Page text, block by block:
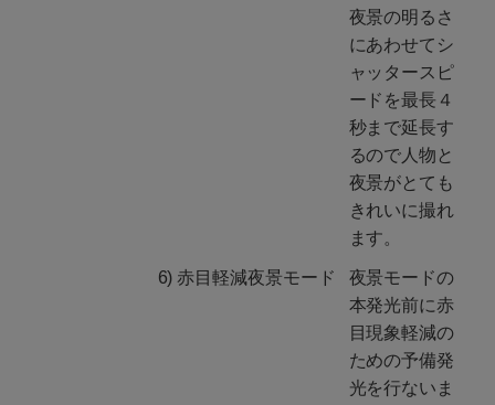
夜景の明るさ
にあわせてシ
ャッタースピ
ードを最長４
秒まで延長す
るので人物と
夜景がとても
きれいに撮れ
ます。
6) 赤目軽減夜景モード
夜景モードの
本発光前に赤
目現象軽減の
ための予備発
光を行ないま